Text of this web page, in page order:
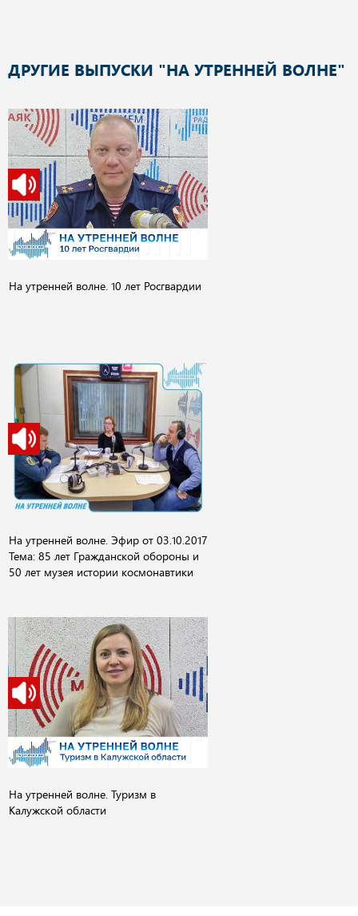
ДРУГИЕ ВЫПУСКИ "НА УТРЕННЕЙ ВОЛНЕ"
На утренней волне. 10 лет Росгвардии
На утренней волне. Эфир от 03.10.2017
Тема: 85 лет Гражданской обороны и
50 лет музея истории космонавтики
На утренней волне. Туризм в
Калужской области